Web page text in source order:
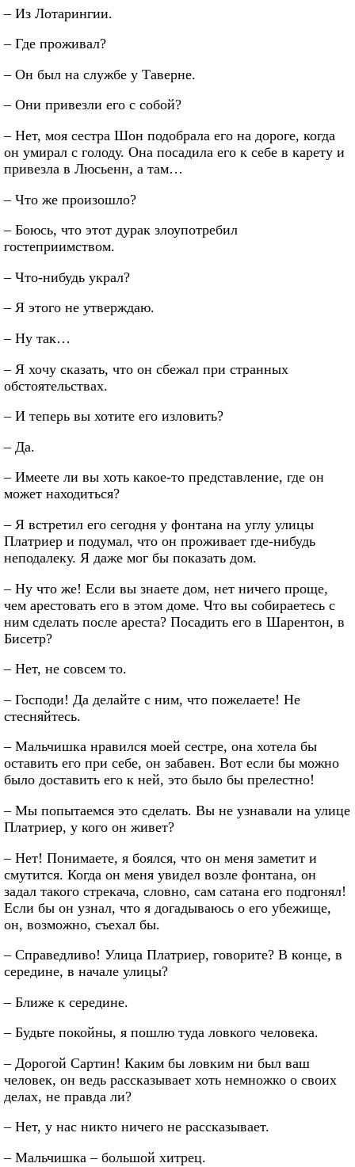
– Из Лотарингии.
– Где проживал?
– Он был на службе у Таверне.
– Они привезли его с собой?
– Нет, моя сестра Шон подобрала его на дороге, когда
он умирал с голоду. Она посадила его к себе в карету и
привезла в Люсьенн, а там…
– Что же произошло?
– Боюсь, что этот дурак злоупотребил
гостеприимством.
– Что-нибудь украл?
– Я этого не утверждаю.
– Ну так…
– Я хочу сказать, что он сбежал при странных
обстоятельствах.
– И теперь вы хотите его изловить?
– Да.
– Имеете ли вы хоть какое-то представление, где он
может находиться?
– Я встретил его сегодня у фонтана на углу улицы
Платриер и подумал, что он проживает где-нибудь
неподалеку. Я даже мог бы показать дом.
– Ну что же! Если вы знаете дом, нет ничего проще,
чем арестовать его в этом доме. Что вы собираетесь с
ним сделать после ареста? Посадить его в Шарентон, в
Бисетр?
– Нет, не совсем то.
– Господи! Да делайте с ним, что пожелаете! Не
стесняйтесь.
– Мальчишка нравился моей сестре, она хотела бы
оставить его при себе, он забавен. Вот если бы можно
было доставить его к ней, это было бы прелестно!
– Мы попытаемся это сделать. Вы не узнавали на улице
Платриер, у кого он живет?
– Нет! Понимаете, я боялся, что он меня заметит и
смутится. Когда он меня увидел возле фонтана, он
задал такого стрекача, словно, сам сатана его подгонял!
Если бы он узнал, что я догадываюсь о его убежище,
он, возможно, съехал бы.
– Справедливо! Улица Платриер, говорите? В конце, в
середине, в начале улицы?
– Ближе к середине.
– Будьте покойны, я пошлю туда ловкого человека.
– Дорогой Сартин! Каким бы ловким ни был ваш
человек, он ведь рассказывает хоть немножко о своих
делах, не правда ли?
– Нет, у нас никто ничего не рассказывает.
– Мальчишка – большой хитрец.